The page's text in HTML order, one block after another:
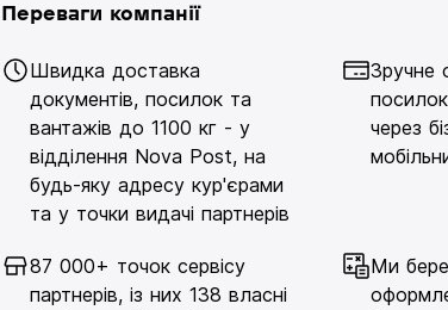
Переваги компанії
Швидка доставка
документів, посилок та
вантажів до 1100 кг - у
відділення Nova Post, на
будь-яку адресу кур'єрами
та у точки видачі партнерів
Зручне
через
87 000+ точок сервісу
партнерів, із них 138 власні
Ми